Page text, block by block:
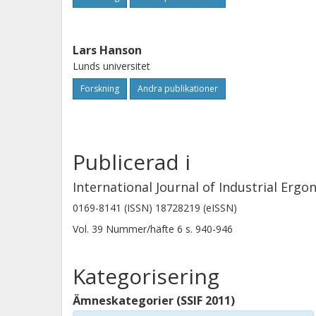
Lars Hanson
Lunds universitet
Forskning Andra publikationer
Publicerad i
International Journal of Industrial
0169-8141 (ISSN) 18728219 (eISSN)
Vol. 39 Nummer/häfte 6 s. 940-946
Kategorisering
Ämneskategorier (SSIF 2011)